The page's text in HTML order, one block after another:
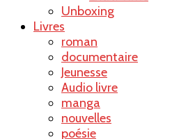
Unboxing
Livres
roman
documentaire
Jeunesse
Audio livre
manga
nouvelles
poésie